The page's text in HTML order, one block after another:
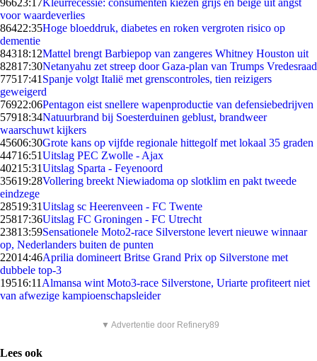
96623:17Kleurrecessie: consumenten kiezen grijs en beige uit angst
voor waardeverlies
86422:35Hoge bloeddruk, diabetes en roken vergroten risico op
dementie
84318:12Mattel brengt Barbiepop van zangeres Whitney Houston uit
82817:30Netanyahu zet streep door Gaza-plan van Trumps Vredesraad
77517:41 Spanje volgt Italië met grenscontroles, tien reizigers
geweigerd
76922:06Pentagon eist snellere wapenproductie van defensiebedrijven
57918:34Natuurbrand bij Soesterduinen geblust, brandweer
waarschuwt kijkers
45606:30Grote kans op vijfde regionale hittegolf met lokaal 35 graden
44716:51Uitslag PEC Zwolle - Ajax
40215:31Uitslag Sparta - Feyenoord
35619:28Vollering breekt Niewiadoma op slotklim en pakt tweede
eindzege
28519:31Uitslag sc Heerenveen - FC Twente
25817:36Uitslag FC Groningen - FC Utrecht
23813:59Sensationele Moto2-race Silverstone levert nieuwe winnaar
op, Nederlanders buiten de punten
22014:46Aprilia domineert Britse Grand Prix op Silverstone met
dubbele top-3
19516:11 Almansa wint Moto3-race Silverstone, Uriarte profiteert niet
van afwezige kampioenschapsleider
▼ Advertentie door Refinery89
Lees ook